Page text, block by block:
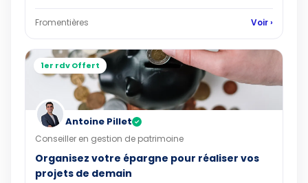
Fromentières Voir ›
1er rdv Offert
Antoine Pillet ✓
Conseiller en gestion de patrimoine
Organisez votre épargne pour réaliser vos
projets de demain